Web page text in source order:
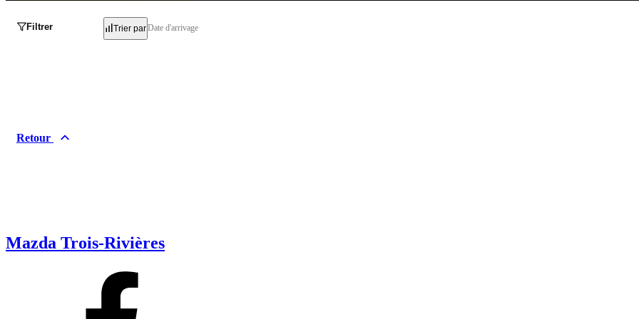
Filtrer Trier parDate d'arrivage
Retour
Mazda Trois-Rivières